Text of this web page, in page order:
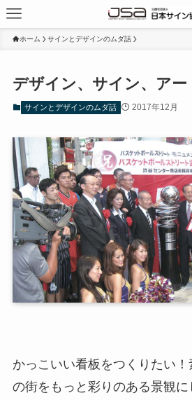
ホーム サインとデザインのムダ話
デザイン、サイン、アー
サインとデザインのムダ話 2017年12月
かっこいい看板をつくりたい！
の街をもっと彩りのある景観に